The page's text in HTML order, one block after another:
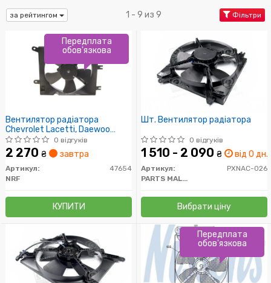
за рейтингом 1 - 9 из 9 Фільтри
Вентилятор радіатора
Chevrolet Lacetti, Daewoo
Nubira 1.4-2.0D 05.03-
0 відгуків
2 270 ₴ завтра
Артикул:
47654
NRF
КУПИТИ
Передплата
обов'язкова
Шт. Вентилятор радіатора
0 відгуків
1 510 - 2 090 ₴ від 0 дн.
Артикул:
PXNAC-026
PARTS MALL (PMC)
Вибрати ціну
Передплата
обов'язкова